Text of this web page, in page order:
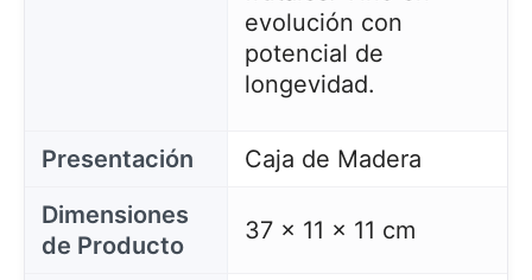
evolución con
potencial de
longevidad.
Presentación
Caja de Madera
Dimensiones
de Producto
37 x 11 x 11 cm